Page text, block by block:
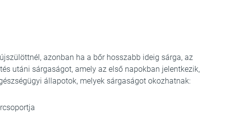
azonban ha a bőr hosszabb ideig sárga, az
utáni sárgaságot, amely az első napokban jelentkezik,
állapotok, melyek sárgaságot okozhatnak: